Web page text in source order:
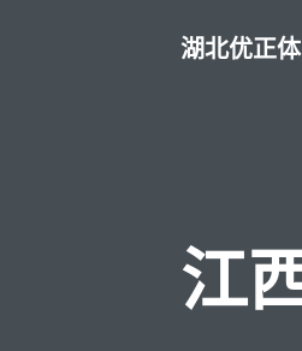
湖北优正
江